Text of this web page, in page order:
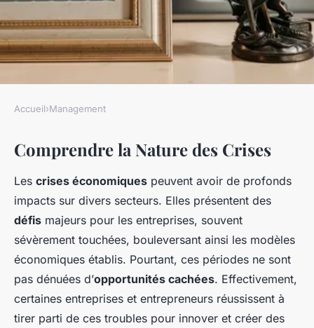
MANAGEMENT
Exploitez les Opportunités
Cachées en Période de Crise :
Guide Pratique
25 mars 2025 7 min de lecture
Accueil›Management
Comprendre la Nature des Crises
Les crises économiques peuvent avoir de profonds
impacts sur divers secteurs. Elles présentent des
défis majeurs pour les entreprises, souvent
sévèrement touchées, bouleversant ainsi les modèles
économiques établis. Pourtant, ces périodes ne sont
pas dénuées d’opportunités cachées. Effectivement,
certaines entreprises et entrepreneurs réussissent à
tirer parti de ces troubles pour innover et créer des